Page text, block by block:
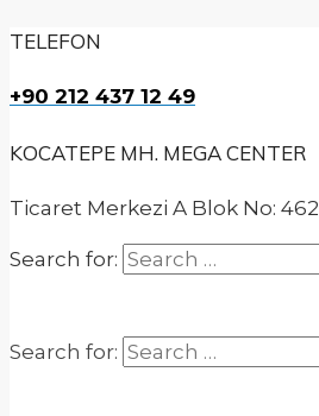
TELEFON
+90 212 437 12 49
KOCATEPE MH. MEGA CENTER
Ticaret Merkezi A Blok No: 462
Search for:
Search for: